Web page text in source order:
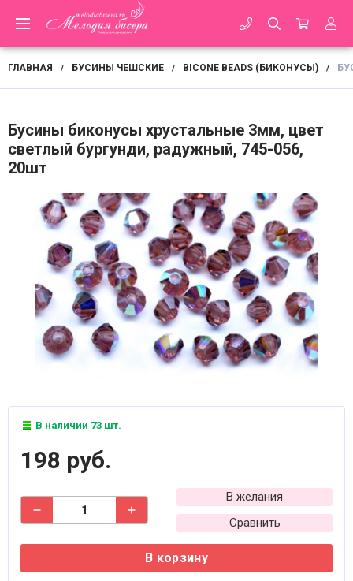
ГЛАВНАЯ / БУСИНЫ ЧЕШСКИЕ / BICONE BEADS (БИКОНУСЫ) /
Бусины биконусы хрустальные 3мм, цвет
светлый бургунди, радужный, 745-056,
20шт
В наличии 73 шт.
198 руб.
В желания
Сравнить
В корзину